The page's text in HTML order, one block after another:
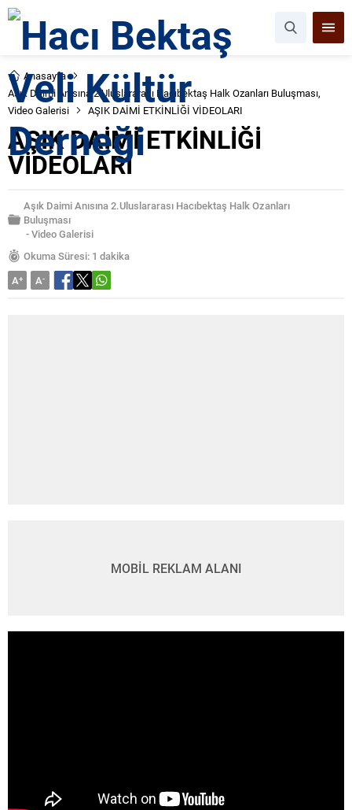
Anasayfa
Aşık Daimi Anısına 2.Uluslararası Hacıbektaş Halk Ozanları Buluşması,
Video Galerisi
AŞIK DAİMİ ETKİNLİĞİ VİDEOLARI
AŞIK DAİMİ ETKİNLİĞİ
VİDEOLARI
Aşık Daimi Anısına 2.Uluslararası Hacıbektaş Halk Ozanları
Buluşması
-Video Galerisi
Okuma Süresi: 1 dakika
A+ A-
MOBİL REKLAM ALANI